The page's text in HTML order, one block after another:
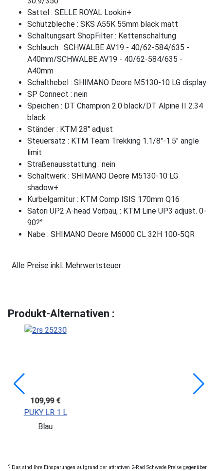
Sattel : SELLE ROYAL Lookin+
Schutzbleche : SKS A55K 55mm black matt
Schaltungsart ShopFilter : Kettenschaltung
Schlauch : SCHWALBE AV19 - 40/62-584/635 -
A40mm/SCHWALBE AV19 - 40/62-584/635 -
A40mm
Schalthebel : SHIMANO Deore M5130-10 LG display
SP Connect : nein
Speichen : DT Champion 2.0 black/DT Alpine II 2.34
black
Ständer : KTM 28" adjust
Steuersatz : KTM Team Trekking 1.1/8"-1.5" angle
limit
Straßenausstattung : nein
Schaltwerk : SHIMANO Deore M5130-10 LG
shadow+
Kurbelgarnitur : KTM Comp ISIS 170mm Q16
Satori UP2 A-head Vorbau, : KTM Line UP3 adjust. 0-
90?°
Nabe : SHIMANO Deore M6000 CL 32H 100-5QR
Alle Preise inkl. Mehrwertsteuer
Produkt-Alternativen :
*) Das sind Ihre Einsparungen aufgrund der attrativen 2-Rad Schwede Preise gegenüber